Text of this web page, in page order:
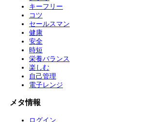
キーフリー
コツ
セールスマン
健康
安全
時短
栄養バランス
楽しむ
自己管理
電子レンジ
メタ情報
ログイン